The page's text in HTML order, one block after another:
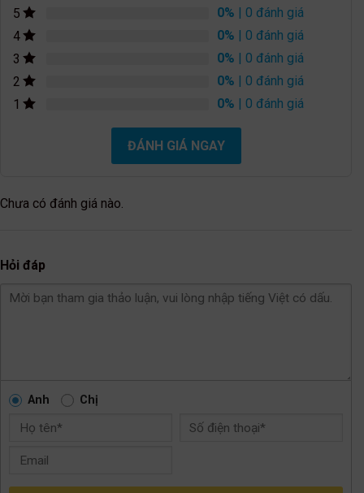
5 0% | 0 đánh giá
4
0% | 0 đánh giá
3
0% | 0 đánh giá
2
0% | 0 đánh giá
1
0% | 0 đánh giá
ĐÁNH GIÁ NGAY
Chưa có đánh giá nào.
Hỏi đáp
Anh Chị